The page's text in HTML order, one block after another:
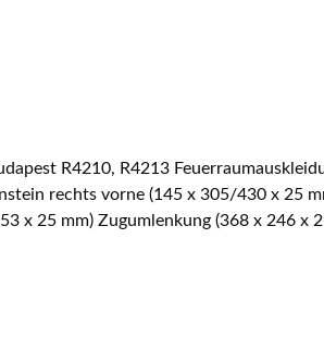
x 25 mm) Zugumlenkung (368 x 246 x